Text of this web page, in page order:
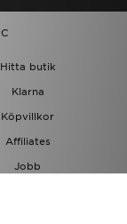
Hitta butik
Klarna
Köpvillkor
Affiliates
Jobb